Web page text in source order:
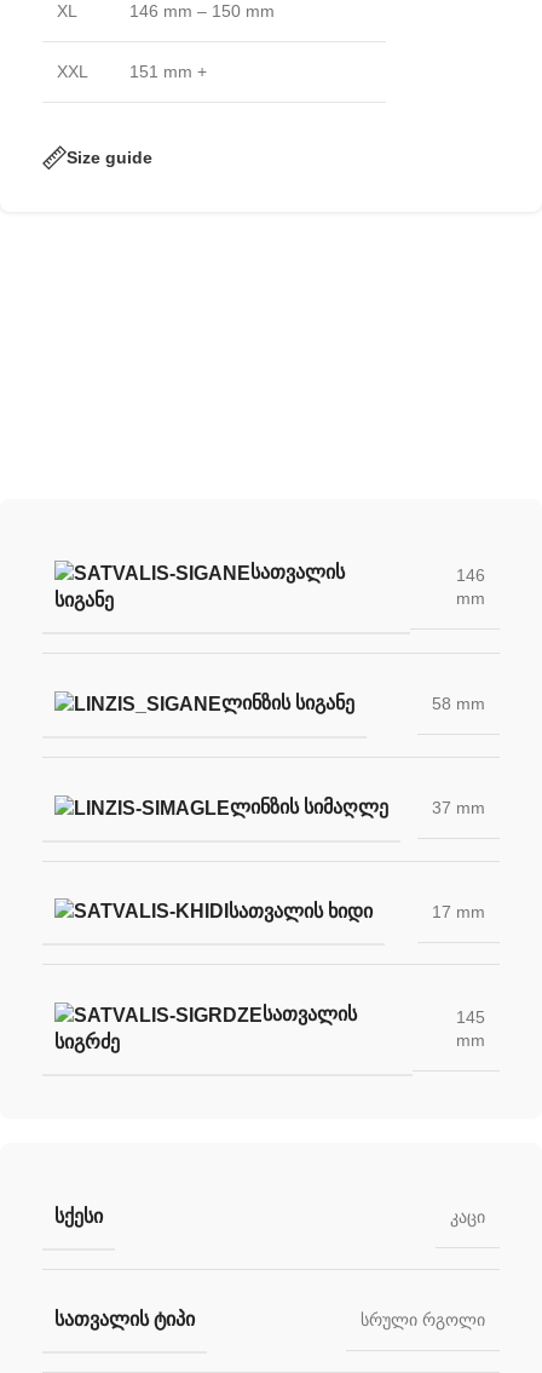
XL 146 mm – 150 mm
XXL 151 mm +
Size guide
ᲡᲐᲗᲕᲐᲚᲘᲡ
ᲡᲘᲒᲐᲜᲔ
146
mm
ᲚᲘᲜᲖᲘᲡ ᲡᲘᲒᲐᲜᲔ 58 mm
ᲚᲘᲜᲖᲘᲡ ᲡᲘᲛᲐᲦᲚᲔ 37 mm
ᲡᲐᲗᲕᲐᲚᲘᲡ ᲮᲘᲓᲘ 17 mm
ᲡᲐᲗᲕᲐᲚᲘᲡ
ᲡᲘᲒᲠᲫᲔ
145
mm
ᲡᲥᲔᲡᲘ კაცი
ᲡᲐᲗᲕᲐᲚᲘᲡ ᲢᲘᲞᲘ სრული რგოლი